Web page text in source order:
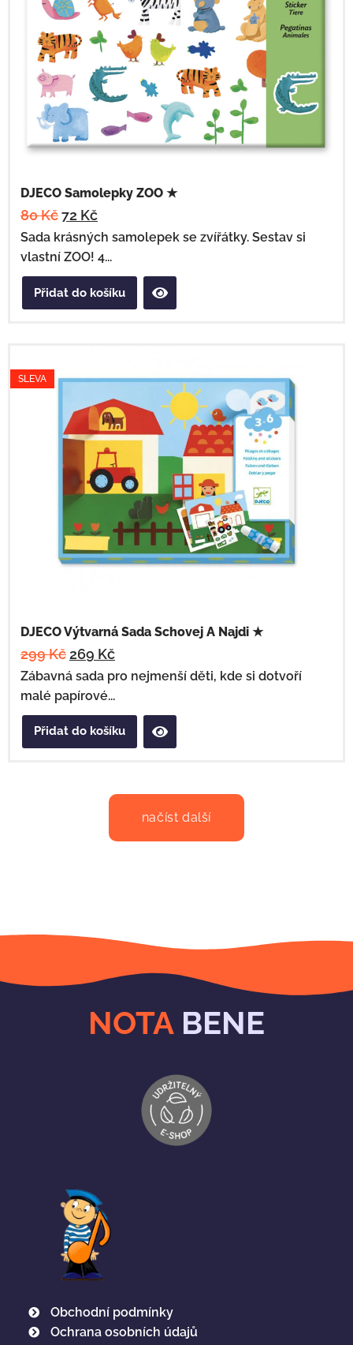
DJECO Samolepky ZOO ★
80Kč72 Kč
Sada krásných samolepek se zvířátky. Sestav si
vlastní ZOO! 4...
Přidat do košíku
SLEVA
DJECO Výtvarná Sada Schovej A Najdi ★
299Kč 269 Kč
Zábavná sada pro nejmenší děti, kde si dotvoří
malé papírové...
Přidat do košíku
načíst další
NOTA BENE
Obchodní podmínky
Ochrana osobních údajů